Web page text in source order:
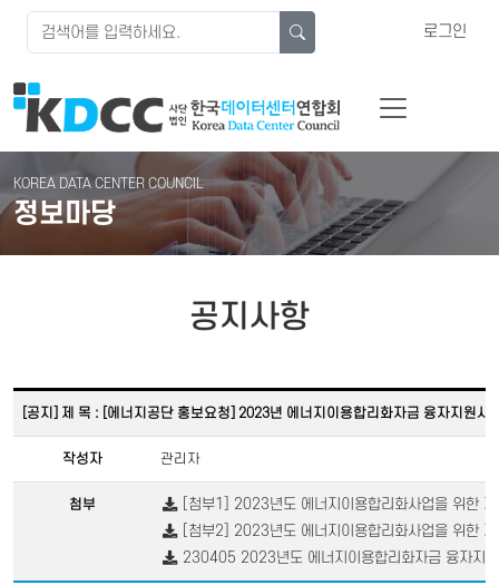
로그인
KOREA DATA CENTER COUNCIL
정보마당
공지사항
[공지] 제 목 : [에너지공단 홍보요청] 2023년 에너지이용합리화자금 융자지원사
작성자 관리자
첨부
[첨부1] 2023년도 에너지이용합리화사업을 위한
[첨부2] 2023년도 에너지이용합리화사업을 위한
230405 2023년도 에너지이용합리화자금 융자지